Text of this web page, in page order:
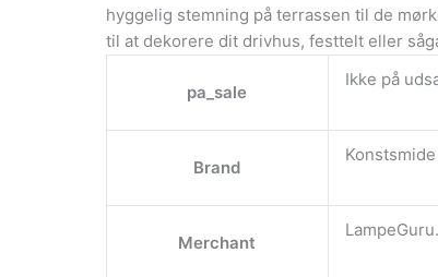
hyggelig stemning på terrassen til de
til at dekorere dit drivhus, festtelt eller
pa_sale
Ikke på
Brand
Konstsmide
Merchant